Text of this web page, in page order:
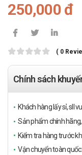
250,000 đ
( 0
Chính sách
Khách hàng lấy sỉ, sll
Sản phẩm chính
Kiểm tra hàng trước
Vận chuyển toàn